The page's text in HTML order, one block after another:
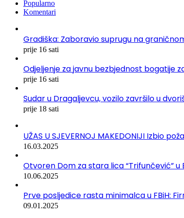
Popularno
Komentari
Gradiška: Zaboravio suprugu na
prije 16 sati
Odjeljenje za javnu bezbjednost bogatije
prije 16 sati
Sudar u Dragaljevcu, vozilo završilo u
prije 18 sati
UŽAS U SJEVERNOJ MAKEDONIJI Izbio
16.03.2025
Otvoren Dom za stara lica “Trifunčević” u
10.06.2025
Prve posljedice rasta minimalca u FBiH:
09.01.2025